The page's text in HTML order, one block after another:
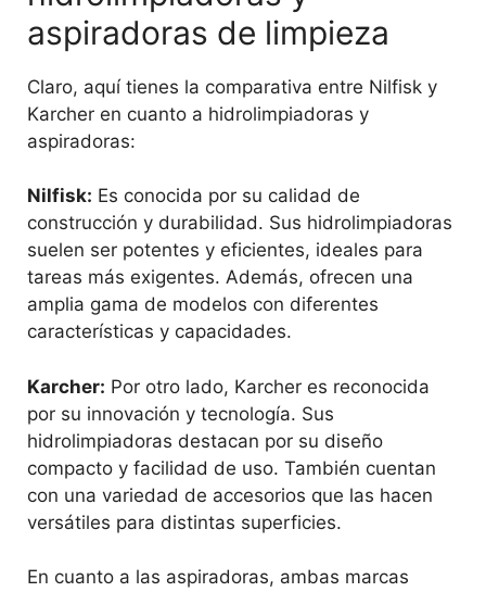
aspiradoras de limpieza
Claro, aquí tienes la comparativa entre Nilfisk y
Karcher en cuanto a hidrolimpiadoras y
aspiradoras:
Nilfisk: Es conocida por su calidad de
construcción y durabilidad. Sus hidrolimpiadoras
suelen ser potentes y eficientes, ideales para
tareas más exigentes. Además, ofrecen una
amplia gama de modelos con diferentes
características y capacidades.
Karcher: Por otro lado, Karcher es reconocida
por su innovación y tecnología. Sus
hidrolimpiadoras destacan por su diseño
compacto y facilidad de uso. También cuentan
con una variedad de accesorios que las hacen
versátiles para distintas superficies.
En cuanto a las aspiradoras, ambas marcas